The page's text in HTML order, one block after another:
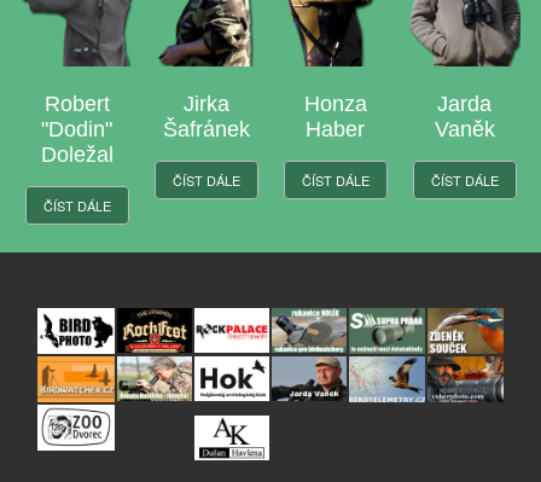
Robert
"Dodin"
Doležal
ČÍST DÁLE
Jirka
Šafránek
ČÍST DÁLE
Honza
Haber
ČÍST DÁLE
Jarda
Vaněk
ČÍST DÁLE